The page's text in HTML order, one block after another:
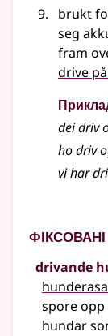
brukt
seg
fram
drive
dei driv
ho driv
vi har
drivande
spore opp
hundar